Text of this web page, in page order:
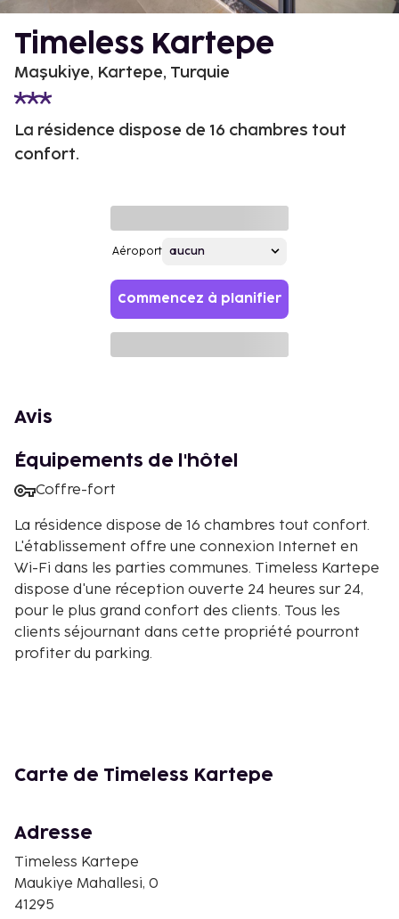
Timeless Kartepe
Maşukiye, Kartepe, Turquie
La résidence dispose de 16 chambres tout
confort.
Aéroport
Commencez à planifier
Avis
Équipements de l'hôtel
Coffre-fort
La résidence dispose de 16 chambres tout confort.
L'établissement offre une connexion Internet en
Wi-Fi dans les parties communes. Timeless Kartepe
dispose d'une réception ouverte 24 heures sur 24,
pour le plus grand confort des clients. Tous les
clients séjournant dans cette propriété pourront
profiter du parking.
Carte de Timeless Kartepe
Adresse
Timeless Kartepe
Maukiye Mahallesi, 0
41295